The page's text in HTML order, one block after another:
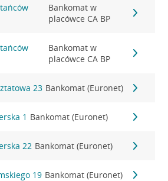
Bankomat w
placówce CA BP
Bankomat w
placówce CA BP
23 Bankomat (Euronet)
1 Bankomat (Euronet)
22 Bankomat (Euronet)
19 Bankomat (Euronet)